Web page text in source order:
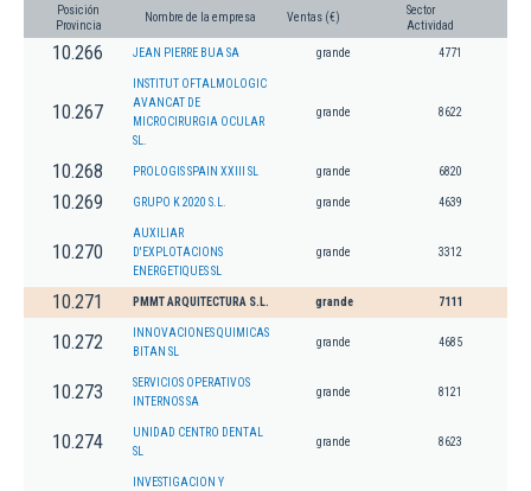
Posición
Provincia
Nombre de la empresa Ventas (€)
Sector
Actividad
10.266 JEAN PIERRE BUA SA grande 4771
10.267
INSTITUT OFTALMOLOGIC
AVANCAT DE
MICROCIRURGIA OCULAR
SL.
grande 8622
10.268 PROLOGIS SPAIN XXIII SL grande 6820
10.269 GRUPO K 2020 S.L. grande 4639
10.270
AUXILIAR
D'EXPLOTACIONS
ENERGETIQUES SL
grande 3312
10.271 PMMT ARQUITECTURA S.L. grande 7111
10.272
INNOVACIONES QUIMICAS
BITAN SL
grande 4685
10.273
SERVICIOS OPERATIVOS
INTERNOS SA
grande 8121
10.274
UNIDAD CENTRO DENTAL
SL
grande 8623
INVESTIGACION Y